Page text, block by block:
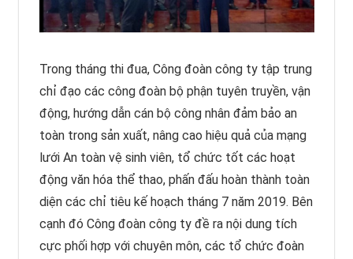
Trong tháng thi đua, Công đoàn công ty tập trung
chỉ đạo các công đoàn bộ phận tuyên truyền, vận
động, hướng dẫn cán bộ công nhân đảm bảo an
toàn trong sản xuất, nâng cao hiệu quả của mạng
lưới An toàn vệ sinh viên, tổ chức tốt các hoạt
động văn hóa thể thao, phấn đấu hoàn thành toàn
diện các chỉ tiêu kế hoạch tháng 7 năm 2019. Bên
cạnh đó Công đoàn công ty đề ra nội dung tích
cực phối hợp với chuyên môn, các tổ chức đoàn